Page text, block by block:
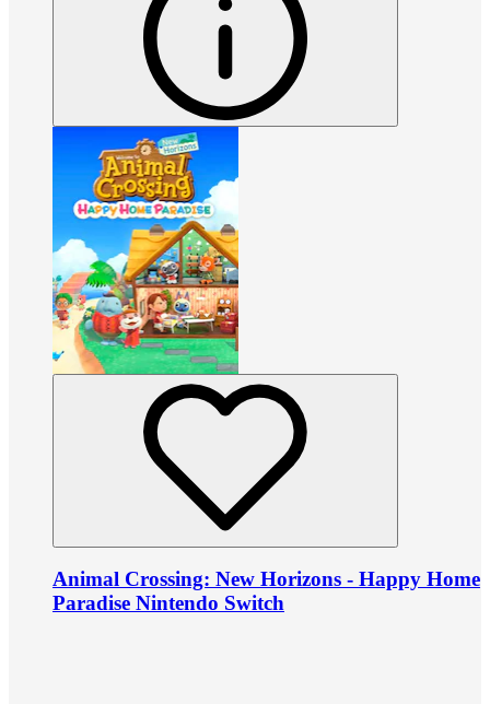
Animal Crossing: New Horizons - Happy Home
Paradise Nintendo Switch